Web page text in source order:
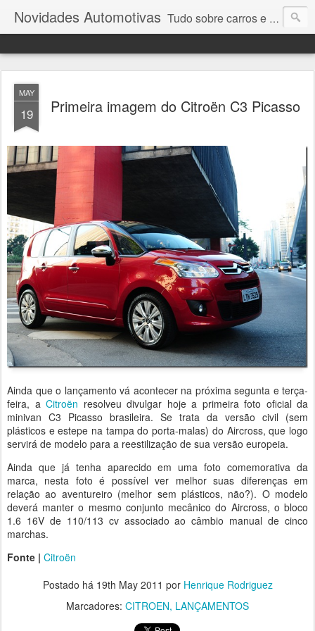
Novidades Automotivas Tudo sobre carros e motores
MAY
19 Primeira imagem do Citroën C3 Picasso
Ainda que o lançamento vá acontecer na próxima segunta e terça-
feira, a Citroën resolveu divulgar hoje a primeira foto oficial da
minivan C3 Picasso brasileira. Se trata da versão civil (sem
plásticos e estepe na tampa do porta-malas) do Aircross, que logo
servirá de modelo para a reestilização de sua versão europeia.
Ainda que já tenha aparecido em uma foto comemorativa da
marca, nesta foto é possível ver melhor suas diferenças em
relação ao aventureiro (melhor sem plásticos, não?). O modelo
deverá manter o mesmo conjunto mecânico do Aircross, o bloco
1.6 16V de 110/113 cv associado ao câmbio manual de cinco
marchas.
Fonte | Citroën
Postado há 19th May 2011 por Henrique Rodriguez
Marcadores: CITROEN LANÇAMENTOS